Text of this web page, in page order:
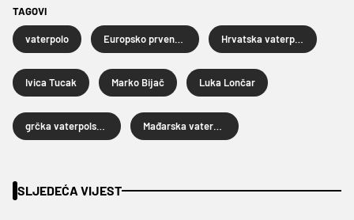
TAGOVI
vaterpolo
Ivica Tucak Marko Bijač Luka Lončar
SLJEDEĆA VIJEST